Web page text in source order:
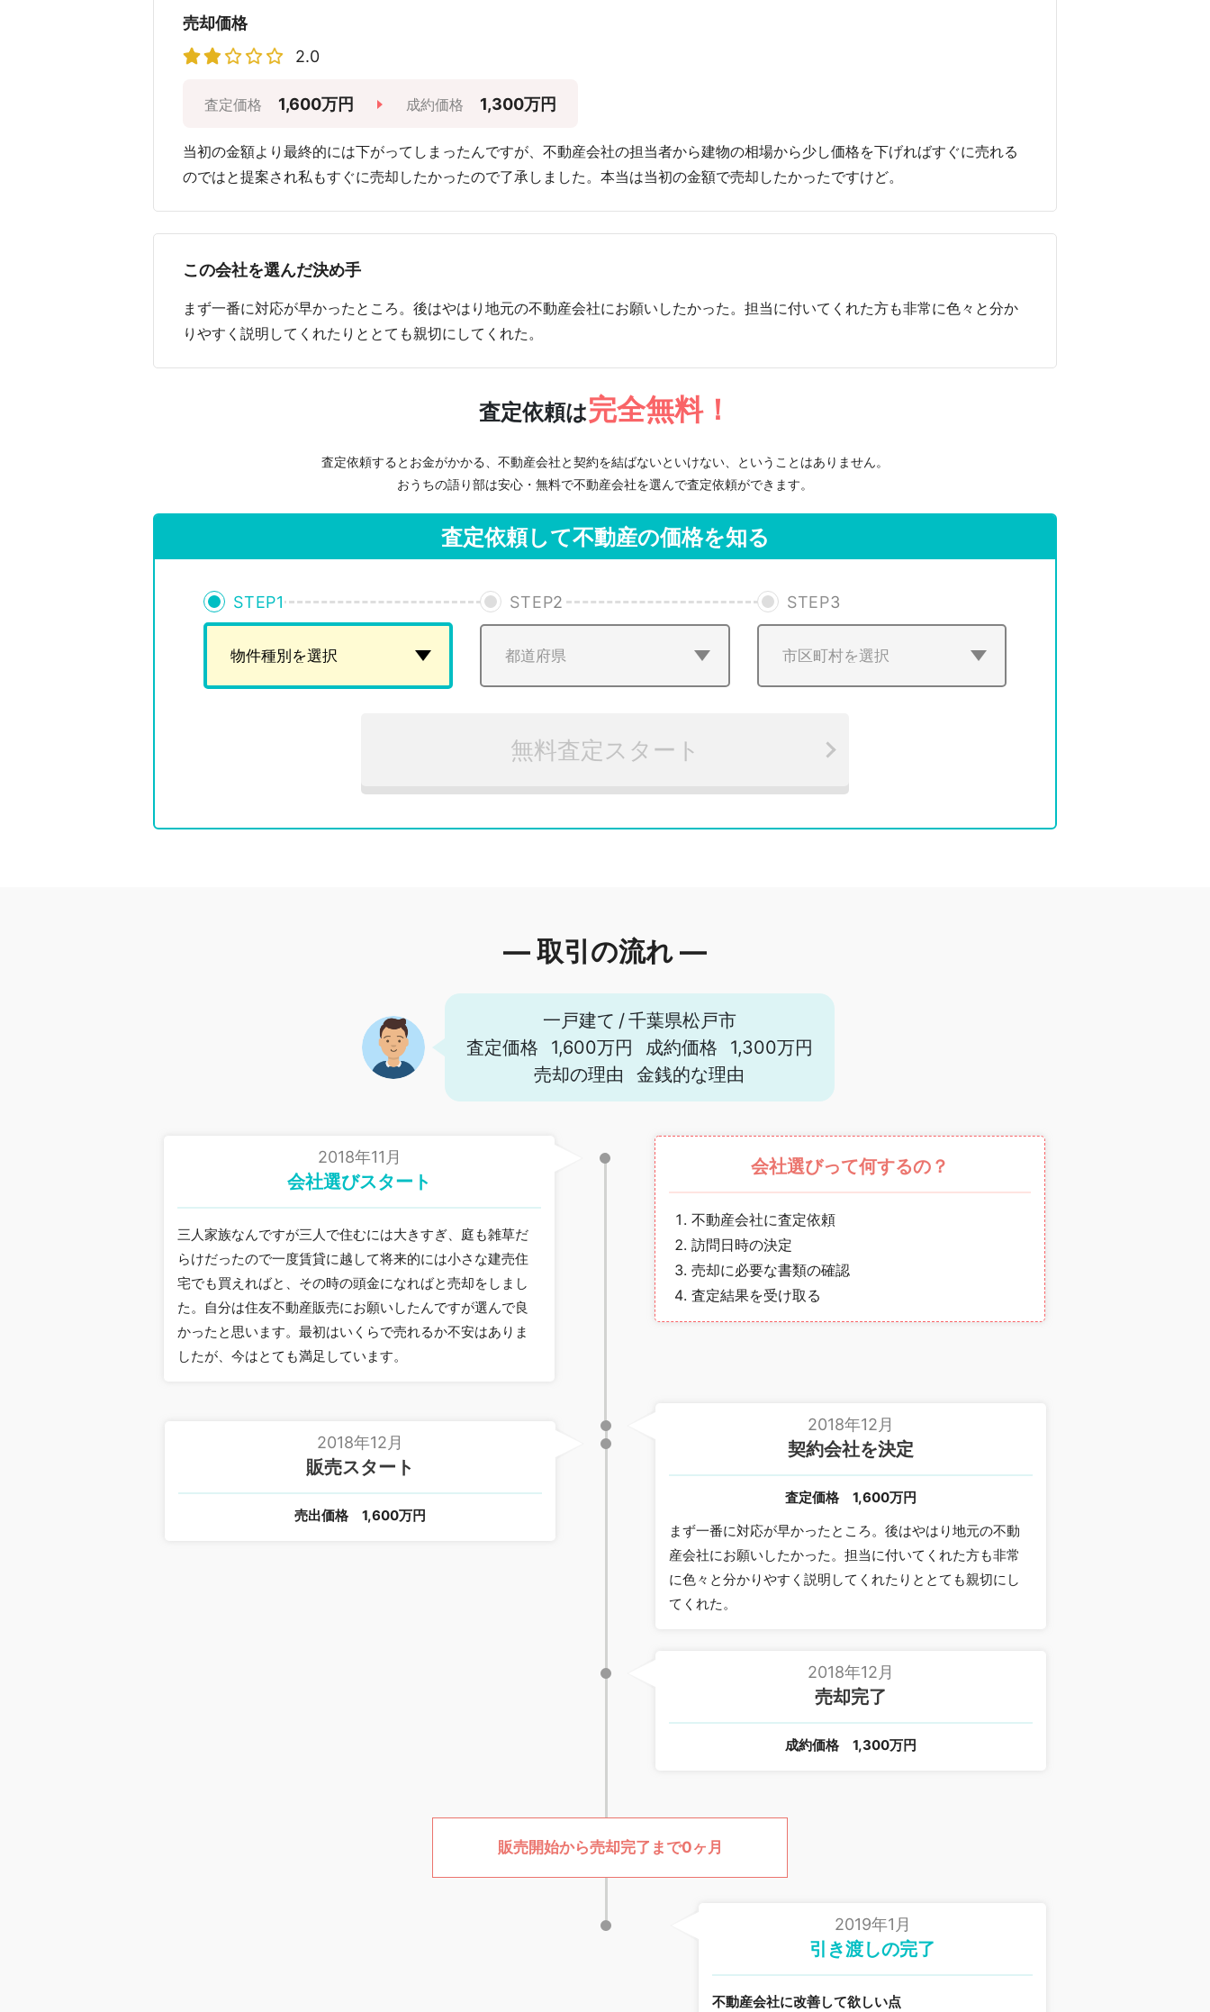
売却価格
2.0
査定価格 1,600万円 成約価格 1,300万円
当初の金額より最終的には下がってしまったんですが、不動産会社の担当者から建物の相場から少し価格を下げればすぐに売れる
のではと提案され私もすぐに売却したかったので了承しました。本当は当初の金額で売却したかったですけど。
この会社を選んだ決め手
まず一番に対応が早かったところ。後はやはり地元の不動産会社にお願いしたかった。担当に付いてくれた方も非常に色々と分か
りやすく説明してくれたりととても親切にしてくれた。
査定依頼は完全無料！
査定依頼するとお金がかかる、不動産会社と契約を結ばないといけない、ということはありません。
おうちの語り部は安心・無料で不動産会社を選んで査定依頼ができます。
査定依頼して不動産の価格を知る
STEP1 STEP2 STEP3
無料査定スタート
― 取引の流れ ―
一戸建て /千葉県松戸市
査定価格
1,600万円 成約価格
1,300万円
売却の理由
金銭的な理由
2018年11月
会社選びスタート
三人家族なんですが三人で住むには大きすぎ、庭も雑草だ
らけだったので一度賃貸に越して将来的には小さな建売住
宅でも買えればと、その時の頭金になればと売却をしまし
た。自分は住友不動産販売にお願いしたんですが選んで良
かったと思います。最初はいくらで売れるか不安はありま
したが、今はとても満足しています。
会社選びって何するの？
不動産会社に査定依頼
訪問日時の決定
売却に必要な書類の確認
査定結果を受け取る
2018年12月
契約会社を決定
査定価格
1,600万円
まず一番に対応が早かったところ。後はやはり地元の不動
産会社にお願いしたかった。担当に付いてくれた方も非常
に色々と分かりやすく説明してくれたりととても親切にし
てくれた。
2018年12月
販売スタート
売出価格 1,600万円
2018年12月
売却完了
成約価格 1,300万円
販売開始から売却完了まで0ヶ月
2019年1月
引き渡しの完了
不動産会社に改善して欲しい点